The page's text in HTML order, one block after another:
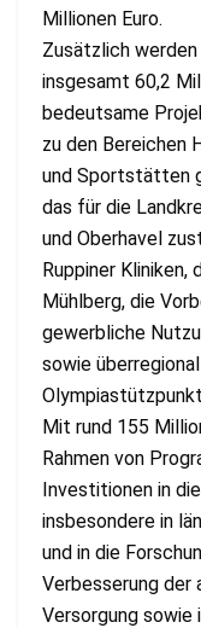
Millionen Euro.
Zusätzlich
insgesamt 60,2
bedeutsame
zu den Bereichen
und Sportstätten
das für die
und Oberhavel
Ruppiner
Mühlberg, die
gewerbliche
sowie
Mit rund 155
Rahmen von
Investitionen in
insbesondere in
und in die
Verbesserung der
Versorgung sowie